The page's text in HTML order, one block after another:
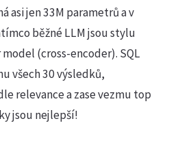
asi jen 33M parametrů a v
běžné LLM jsou stylu
(cross-encoder). SQL
všech 30 výsledků,
relevance a zase vezmu top
jsou nejlepší!